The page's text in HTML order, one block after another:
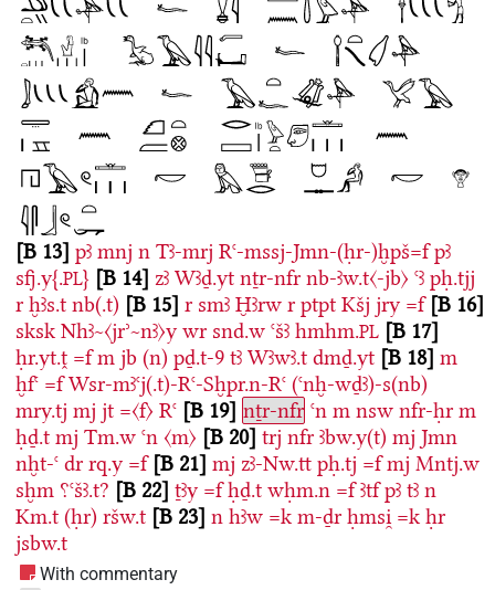
B 13 pꜣ mnj n Tꜣ-mrj Rꜥ-mssj-Jmn-(ḥr-)ḫpš=f pꜣ
sfj.y{.PL} B 14 zꜣ Wꜣḏ.yt nṯr-nfr nb-ꜣw.t〈-jb〉 ꜥꜣ pḥ.tjj
r ḫꜣs.t nb(.t) B 15 r smꜣ Ḫꜣrw r ptpt Kšj jry =f B 16
sksk Nhꜣ~〈jrʾ~nꜣ〉y wr snd.w ꜥšꜣ hmhm.PL
B 17
ḥr.yt.ṱ =f m jb (n) pḏ.t-9 tꜣ Wꜣwꜣ.t dmḏ.yt B 18 m
ḫfꜥ =f Wsr-mꜣꜥj(.t)-Rꜥ-Sḫpr.n-Rꜥ (ꜥnḫ-wḏꜣ)-s(nb)
mry.tj mj jt =〈f〉 Rꜥ B 19 nṯr-nfr ꜥn m nsw nfr-ḥr m
ḥḏ.t mj Tm.w ꜥn 〈m〉 B 20 trj nfr ꜣbw.y(t) mj Jmn
nḫt-ꜥ dr rq.y =f B 21 mj zꜣ-Nw.tt pḥ.tj =f mj Mntj.w
sḫm ⸮ꜥšꜣ.t? B 22 ṯꜣy =f ḥḏ.t wḥm.n =f ꜣtf pꜣ tꜣ n
Km.t (ḥr) ršw.t B 23 n hꜣw =k m-ḏr ḥmsi̯ =k ḥr
jsbw.t
With commentary